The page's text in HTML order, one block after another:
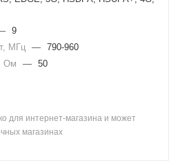
9
МГц — 790-960
Ом
— 50
для интернет-магазина и может
магазинах